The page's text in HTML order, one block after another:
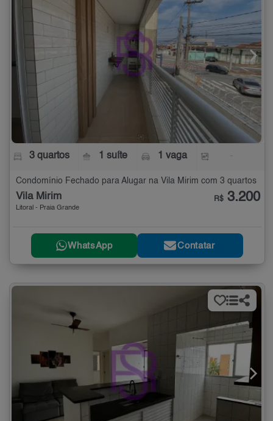
3 quartos 1 suíte 1 vaga
Condomínio Fechado para Alugar na Vila Mirim com 3 quartos
Vila Mirim
Litoral - Praia Grande
R$ 3.200
WhatsApp Contatar